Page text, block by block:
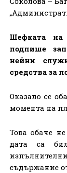
Шефката на
подпише
нейни
средства за
Оказало се
момента на
Това обаче
дата са
съдържание